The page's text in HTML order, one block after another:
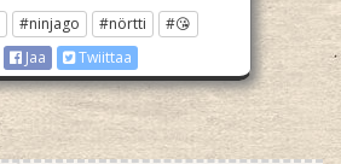
#ninjago #nörtti
#😘
Jaa
Twiittaa